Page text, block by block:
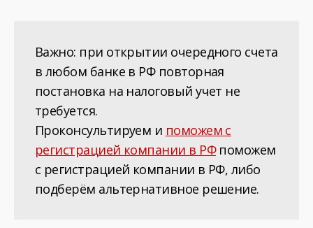
Важно: при открытии очередного счета
в любом банке в РФ повторная
постановка на налоговый учет не
требуется.
Проконсультируем и поможем с
регистрацией компании в РФпоможем
с регистрацией компании в РФ, либо
подберём альтернативное решение.